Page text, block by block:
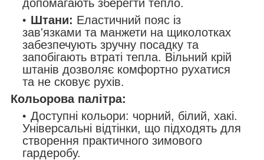
допомагають зберегти тепло.
Штани: Еластичний пояс із
зав'язками та манжети на щиколотках
забезпечують зручну посадку та
запобігають втраті тепла. Вільний крій
штанів дозволяє комфортно рухатися
та не сковує рухів.
Кольорова палітра:
Доступні кольори: чорний, білий, хакі.
Універсальні відтінки, що підходять для
створення практичного зимового
гардеробу.